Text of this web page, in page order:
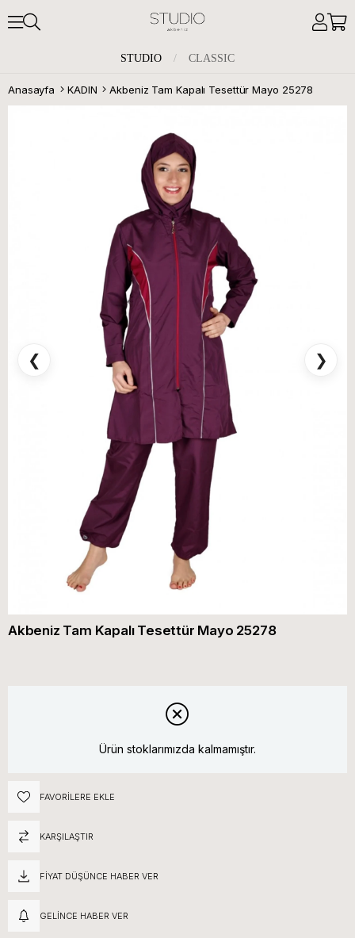
STUDIO / CLASSIC
Anasayfa KADIN Akbeniz Tam Kapalı Tesettür Mayo 25278
❮ ❯
Akbeniz Tam Kapalı Tesettür Mayo 25278
Ürün stoklarımızda kalmamıştır.
FAVORILERE EKLE
KARŞILAŞTIR
FIYAT DÜŞÜNCE HABER VER
GELINCE HABER VER